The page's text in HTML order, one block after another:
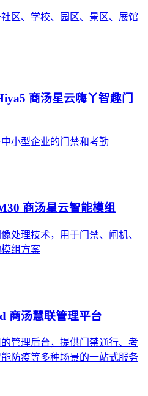
区、学校、园区、景区、展馆
商汤星云嗨丫智趣门
小型企业的门禁和考勤
商汤星云智能模组
处理技术，用于门禁、闸机、
组方案
商汤慧联管理平台
管理后台，提供门禁通行、考
防疫等多种场景的一站式服务